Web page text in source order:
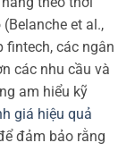
et al.,
fintech, các ngân
các nhu cầu và
am hiểu kỹ
giá hiệu quả
đảm bảo rằng